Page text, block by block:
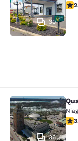
30
Quality
36